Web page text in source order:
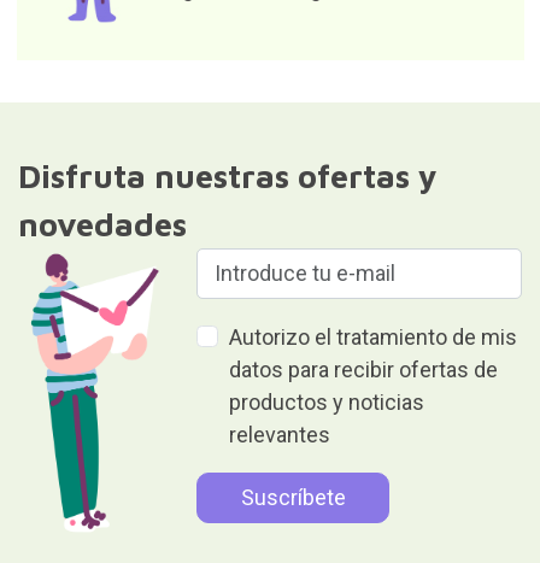
Disfruta nuestras ofertas y
novedades
Autorizo el tratamiento de mis
datos para recibir ofertas de
productos y noticias
relevantes